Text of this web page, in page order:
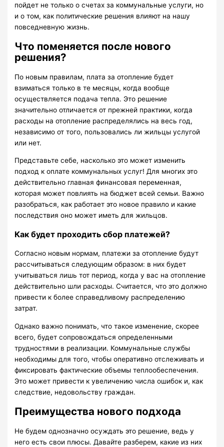
пойдет не только о счетах за коммунальные услуги, но
и о том, как политические решения влияют на нашу
повседневную жизнь.
Что поменяется после нового
решения?
По новым правилам, плата за отопление будет
взиматься только в те месяцы, когда вообще
осуществляется подача тепла. Это решение
значительно отличается от прежней практики, когда
расходы на отопление распределялись на весь год,
независимо от того, пользовались ли жильцы услугой
или нет.
Представьте себе, насколько это может изменить
подход к оплате коммунальных услуг! Для многих это
действительно главная финансовая переменная,
которая может повлиять на бюджет всей семьи. Важно
разобраться, как работает это новое правило и какие
последствия оно может иметь для жильцов.
Как будет проходить сбор платежей?
Согласно новым нормам, платежи за отопление будут
рассчитываться следующим образом: в них будет
учитываться лишь тот период, когда у вас на отопление
действительно шли расходы. Считается, что это должно
привести к более справедливому распределению
затрат.
Однако важно понимать, что такое изменение, скорее
всего, будет сопровождаться определенными
трудностями в реализации. Коммунальные службы
необходимы для того, чтобы оперативно отслеживать и
фиксировать фактические объемы теплообеспечения.
Это может привести к увеличению числа ошибок и, как
следствие, недовольству граждан.
Преимущества нового подхода
Не будем однозначно осуждать это решение, ведь у
него есть свои плюсы. Давайте разберем, какие из них